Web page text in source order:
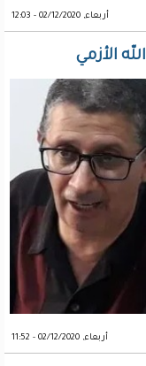
أربعاء, 02/12/2020 - 12:03
أربعاء, 02/12/2020 - 11:52